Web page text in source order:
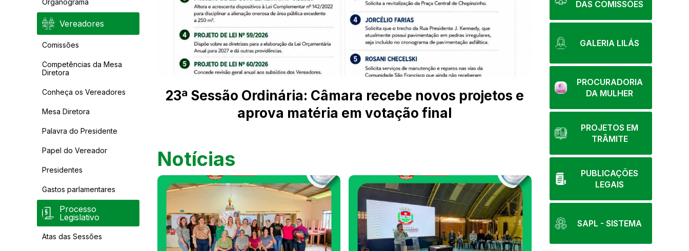
Organograma
Vereadores
Comissões
Competências da Mesa
Diretora
Conheça os Vereadores
Mesa Diretora
Palavra do Presidente
Papel do Vereador
Presidentes
Gastos parlamentares
Processo
Legislativo
Atas das Sessões
23ª Sessão Ordinária: Câmara recebe novos projetos e
aprova matéria em votação final
Notícias
DAS COMISSÕES
GALERIA LILÁS
PROCURADORIA
DA MULHER
PROJETOS EM
TRÂMITE
PUBLICAÇÕES
LEGAIS
SAPL - SISTEMA